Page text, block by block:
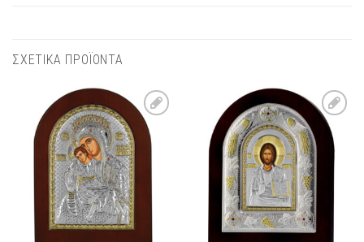
ΣΧΕΤΙΚΑ ΠΡΟΪΟΝΤΑ
Πρόσθήκη
στην λίστα
επιθυμιών
Πρόσθήκη
στην λίστα
επιθυμιών